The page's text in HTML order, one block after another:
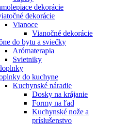
dekorácie
dekorácie
Vianoce
Vianočné dekorácie
do bytu a sviečky
Arómaterapia
Svietniky
do kuchyne
Kuchynské náradie
Dosky na krájanie
Formy na ľad
Kuchynské nože a
príslušenstvo